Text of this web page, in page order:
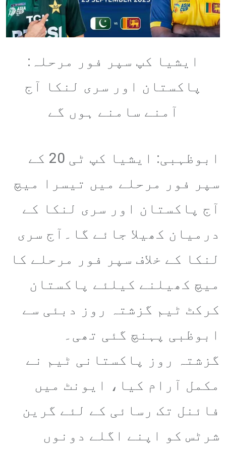
ایشیا کپ سپر فور مرحلہ:
پاکستان اور سری لنکا آج
آمنے سامنے ہوں گے
ابوظہبی: ایشیا کپ ٹی 20 کے
سپر فور مرحلے میں تیسرا میچ
آج پاکستان اور سری لنکا کے
درمیان کھیلا جائے گا۔آج سری
لنکا کے خلاف سپر فور مرحلے کا
میچ کھیلنے کیلئے پاکستان
کرکٹ ٹیم گزشتہ روز دبئی سے
ابوظبی پہنچ گئی تھی۔
گزشتہ روز پاکستانی ٹیم نے
مکمل آرام کیا، ایونٹ میں
فائنل تک رسائی کے لئے گرین
شرٹس کو اپنے اگلے دونوں